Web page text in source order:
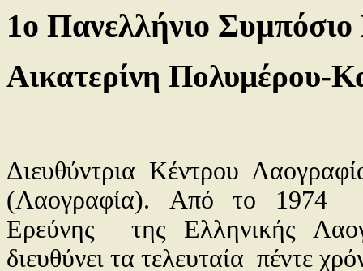
1ο Πανελλήνιο
Αικατερίνη Πολυμέρου-
Διευθύντρια Κέντρου
(Λαογραφία). Από το 1974
Ερεύνης
της Ελληνικής
διευθύνει τα τελευταία πέντε